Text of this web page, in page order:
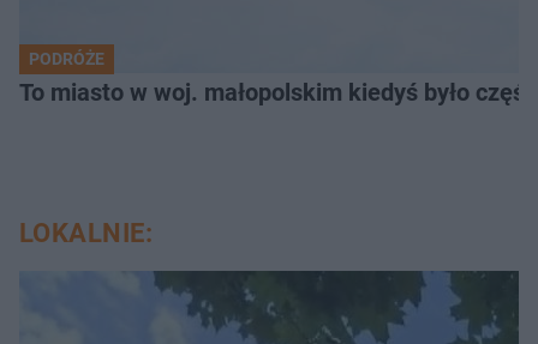
PODRÓŻE
To miasto w woj. małopolskim kiedyś było
LOKALNIE: